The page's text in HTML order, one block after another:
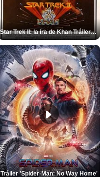
Star Trek II: la ira de Khan Tráiler VO
Tráiler 'Spider-Man: No Way Home'